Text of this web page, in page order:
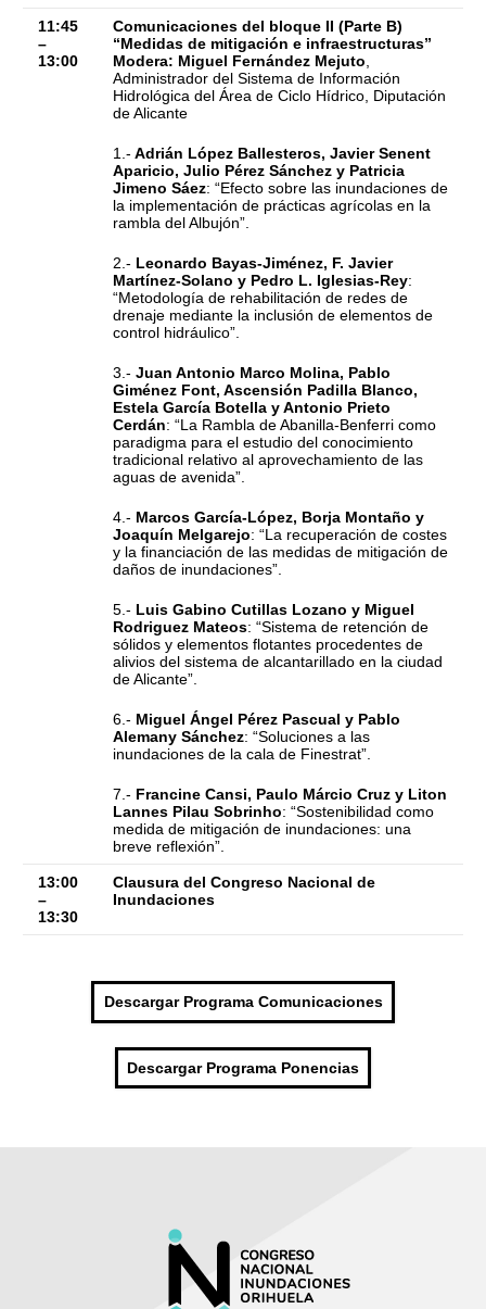
11:45
–
13:00
Comunicaciones del bloque II (Parte B)
“Medidas de mitigación e infraestructuras”
Modera: Miguel Fernández Mejuto
Administrador del Sistema de Información
Hidrológica del Área de Ciclo Hídrico, Diputación
de Alicante
1.- Adrián López Ballesteros, Javier Senent
Aparicio, Julio Pérez Sánchez y Patricia
Jimeno Sáez: “Efecto sobre las inundaciones de
la implementación de prácticas agrícolas en la
rambla del Albujón”.
2.- Leonardo Bayas-Jiménez, F. Javier
Martínez-Solano y Pedro L. Iglesias-Rey:
“Metodología de rehabilitación de redes de
drenaje mediante la inclusión de elementos de
control hidráulico”.
3.- Juan Antonio Marco Molina, Pablo
Giménez Font, Ascensión Padilla Blanco,
Estela García Botella y Antonio Prieto
Cerdán: “La Rambla de Abanilla-Benferri como
paradigma para el estudio del conocimiento
tradicional relativo al aprovechamiento de las
aguas de avenida”.
4.- Marcos García-López, Borja Montaño y
Joaquín Melgarejo: “La recuperación de costes
y la financiación de las medidas de mitigación de
daños de inundaciones”.
5.- Luis Gabino Cutillas Lozano y Miguel
Rodriguez Mateos: “Sistema de retención de
sólidos y elementos flotantes procedentes de
alivios del sistema de alcantarillado en la ciudad
de Alicante”.
6.- Miguel Ángel Pérez Pascual y Pablo
Alemany Sánchez: “Soluciones a las
inundaciones de la cala de Finestrat”.
7.- Francine Cansi, Paulo Márcio Cruz y Liton
Lannes Pilau Sobrinho: “Sostenibilidad como
medida de mitigación de inundaciones: una
breve reflexión”.
13:00
–
13:30
Clausura del Congreso Nacional de
Inundaciones
Descargar Programa Comunicaciones
Descargar Programa Ponencias